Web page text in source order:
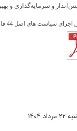
و سرمایه‌گذاری و